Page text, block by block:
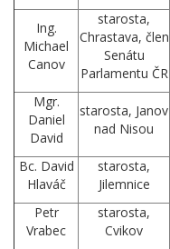
Ing.
Michael
Canov
starosta,
Chrastava, člen
Senátu
Parlamentu ČR
Mgr.
Daniel
David
starosta, Janov
nad Nisou
Bc. David
Hlaváč
starosta,
Jilemnice
Petr
Vrabec
starosta,
Cvikov